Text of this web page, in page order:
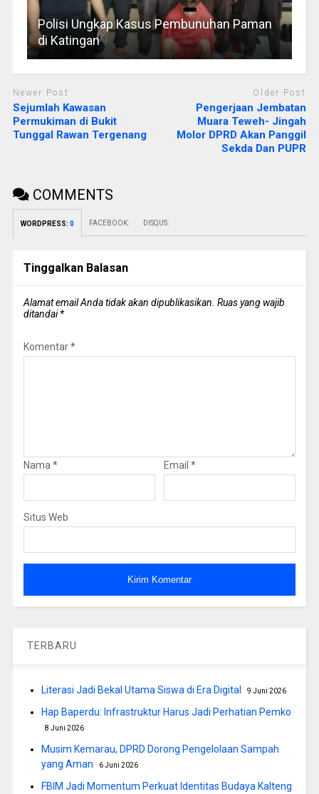
Polisi Ungkap Kasus Pembunuhan Paman
di Katingan
Newer Post
Sejumlah Kawasan
Permukiman di Bukit
Tunggal Rawan Tergenang
Older Post
Pengerjaan Jembatan
Muara Teweh- Jingah
Molor DPRD Akan Panggil
Sekda Dan PUPR
COMMENTS
WORDPRESS: 0 FACEBOOK: DISQUS:
Tinggalkan Balasan
Alamat email Anda tidak akan dipublikasikan. Ruas yang wajib
ditandai*
Komentar*
Nama * Email *
Situs Web
TERBARU
Literasi Jadi Bekal Utama Siswa di Era Digital 9 Juni 2026
Hap Baperdu: Infrastruktur Harus Jadi Perhatian Pemko
8 Juni 2026
Musim Kemarau, DPRD Dorong Pengelolaan Sampah
yang Aman
6 Juni 2026
FBIM Jadi Momentum Perkuat Identitas Budaya Kalteng